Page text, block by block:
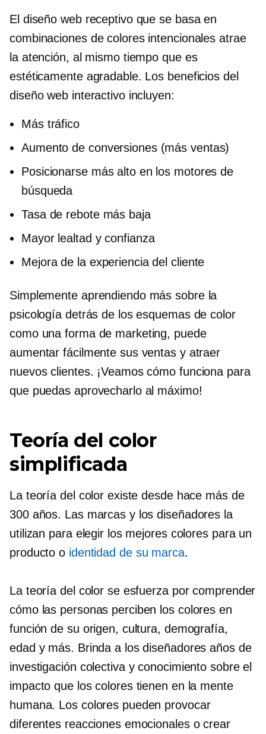
El diseño web receptivo que se basa en
combinaciones de colores intencionales atrae
la atención, al mismo tiempo que es
estéticamente agradable. Los beneficios del
diseño web interactivo incluyen:
Más tráfico
Aumento de conversiones (más ventas)
Posicionarse más alto en los motores de
búsqueda
Tasa de rebote más baja
Mayor lealtad y confianza
Mejora de la experiencia del cliente
Simplemente aprendiendo más sobre la
psicología detrás de los esquemas de color
como una forma de marketing, puede
aumentar fácilmente sus ventas y atraer
nuevos clientes. ¡Veamos cómo funciona para
que puedas aprovecharlo al máximo!
Teoría del color
simplificada
La teoría del color existe desde hace más de
300 años. Las marcas y los diseñadores la
utilizan para elegir los mejores colores para un
producto o identidad de su marca.
La teoría del color se esfuerza por comprender
cómo las personas perciben los colores en
función de su origen, cultura, demografía,
edad y más. Brinda a los diseñadores años de
investigación colectiva y conocimiento sobre el
impacto que los colores tienen en la mente
humana. Los colores pueden provocar
diferentes reacciones emocionales o crear